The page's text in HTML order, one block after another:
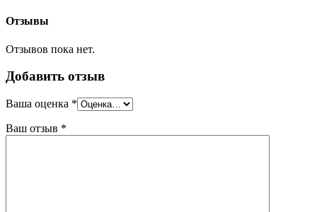
Отзывы
Отзывов пока нет.
Добавить отзыв
Ваша оценка *
Ваш отзыв *